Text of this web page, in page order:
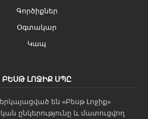
Գործիքներ
Օգտակար
Կապ
ԲԵՍԹ ԼՈՋԻՔ ՍՊԸ
են «Բեսթ Լոջիք»
ընկերությունը և մատուցվող